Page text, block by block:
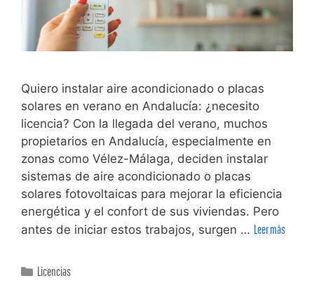
Quiero instalar aire acondicionado o placas
solares en verano en Andalucía: ¿necesito
licencia? Con la llegada del verano, muchos
propietarios en Andalucía, especialmente en
zonas como Vélez-Málaga, deciden instalar
sistemas de aire acondicionado o placas
solares fotovoltaicas para mejorar la eficiencia
energética y el confort de sus viviendas. Pero
antes de iniciar estos trabajos, surgen … Leer más
Licencias